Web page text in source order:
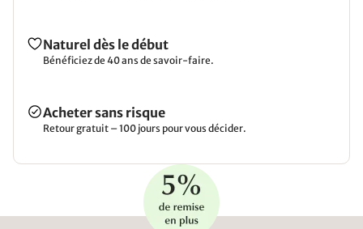
Naturel dès le début
Bénéficiez de 40 ans de savoir-faire.
Acheter sans risque
Retour gratuit – 100 jours pour vous décider.